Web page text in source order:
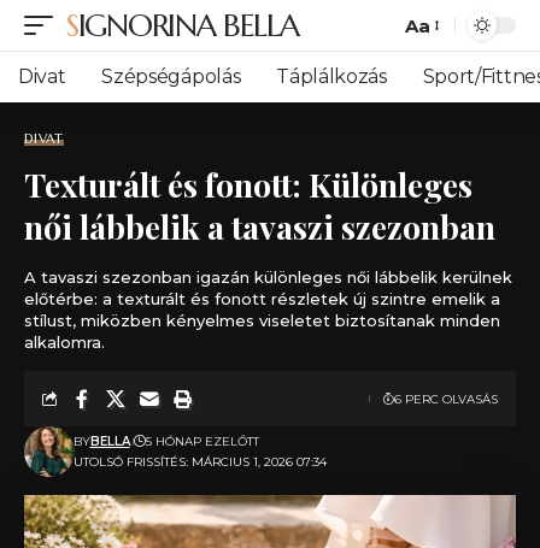
SIGNORINA BELLA
Font
Resizer
Aa
Divat Szépségápolás Táplálkozás Sport/
DIVAT
Texturált és fonott: Különleges
női lábbelik a tavaszi szezonban
A tavaszi szezonban igazán különleges női lábbelik kerülnek
előtérbe: a texturált és fonott részletek új szintre emelik a
stílust, miközben kényelmes viseletet biztosítanak minden
alkalomra.
UTOLSÓ FRISSÍTÉS: MÁRCIUS 1, 2026 07:34
BYBELLA 5 HÓNAP EZELŐTT
6 PERC OLVASÁS